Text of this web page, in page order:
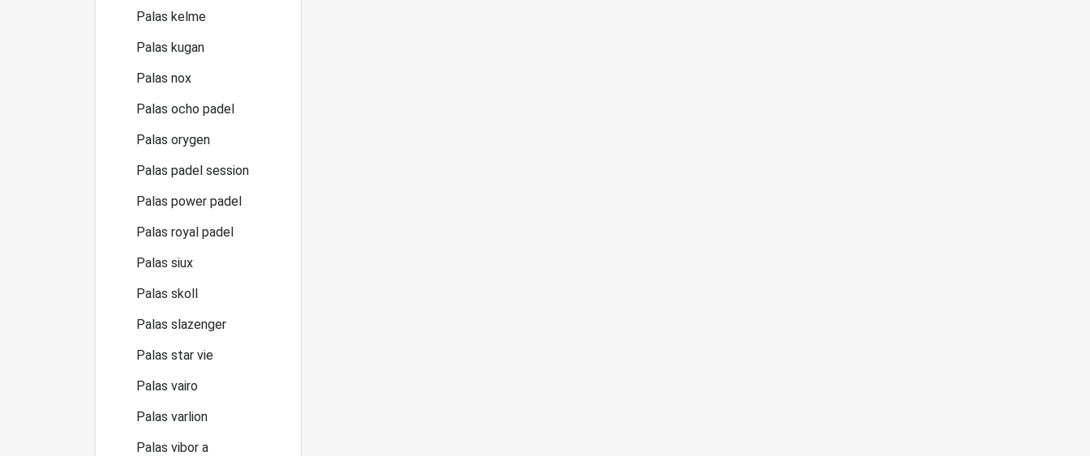
Palas kelme
Palas kugan
Palas nox
Palas ocho padel
Palas orygen
Palas padel session
Palas power padel
Palas royal padel
Palas siux
Palas skoll
Palas slazenger
Palas star vie
Palas vairo
Palas varlion
Palas vibor a